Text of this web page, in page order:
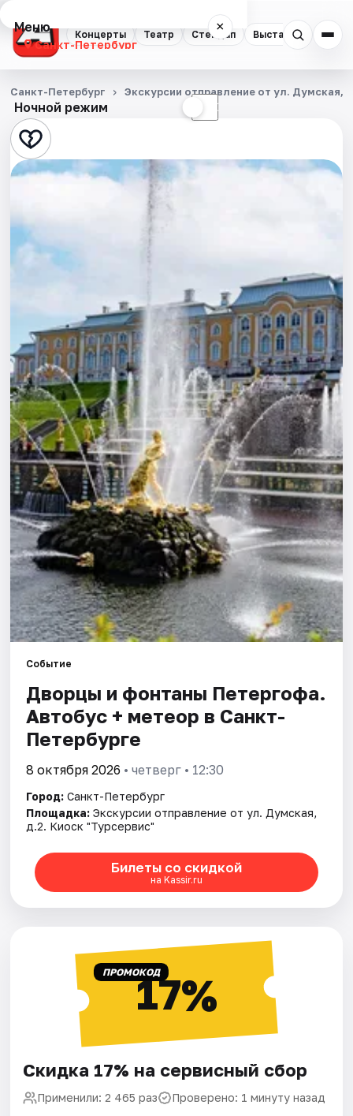
Концерты Театр Стендап Выставки
Меню ×
Санкт-Петербург
Концерты
Театр
Стендап
Квесты
Экскурсии
События
Города
Площадки
Артисты
Рейтинги
Ночной режим ☾
Санкт-Петербург Экскурсии отправление от ул. Думская,
Событие
Дворцы и фонтаны Петергофа.
Автобус + метеор в Санкт-
Петербурге
8 октября 2026 • четверг • 12:30
Город: Санкт-Петербург
Площадка: Экскурсии отправление от ул. Думская,
д.2. Киоск "Турсервис"
Билеты со скидкой
на Kassir.ru
ПРОМОКОД17%
Скидка 17% на сервисный сбор
Применили: 2 465 раз Проверено: 1 минуту назад